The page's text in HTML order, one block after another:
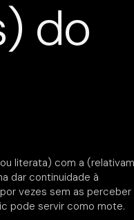
do
literata) com a
dar continuidade à
vezes sem as perceber
pode servir como mote.